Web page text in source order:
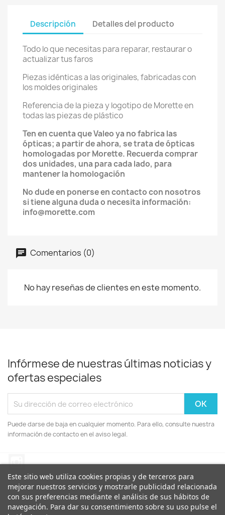
Descripción Detalles del producto
Todo lo que necesitas para reparar, restaurar o
actualizar tus faros
Piezas idénticas a las originales, fabricadas con
los moldes originales
Referencia de la pieza y logotipo de Morette en
todas las piezas de plástico
Ten en cuenta que Valeo ya no fabrica las
ópticas; a partir de ahora, se trata de ópticas
homologadas por Morette. Recuerda comprar
dos unidades, una para cada lado, para
mantener la homologación
No dude en ponerse en contacto con nosotros
si tiene alguna duda o necesita información:
info@morette.com
Comentarios (0)
No hay reseñas de clientes en este momento.
Infórmese de nuestras últimas noticias y
ofertas especiales
Puede darse de baja en cualquier momento. Para ello, consulte nuestra
información de contacto en el aviso legal.
Este sitio web utiliza cookies propias y de terceros para
mejorar nuestros servicios y mostrarle publicidad relacionada
con sus preferencias mediante el análisis de sus hábitos de
navegación. Para dar su consentimiento sobre su uso pulse el